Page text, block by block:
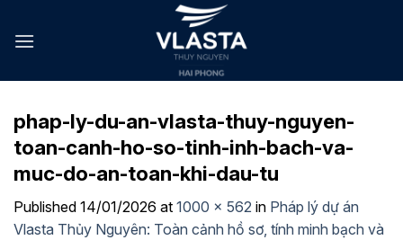
phap-ly-du-an-vlasta-thuy-nguyen-
toan-canh-ho-so-tinh-inh-bach-va-
muc-do-an-toan-khi-dau-tu
Published 14/01/2026 at 1000 × 562 in Pháp lý dự án
Vlasta Thủy Nguyên: Toàn cảnh hồ sơ, tính minh bạch và